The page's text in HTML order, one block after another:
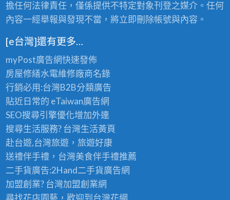
擔任何法律責任，僅係提供不特定對象刊登之媒介。任何
內容一經舉報與發現不當，將立即刪除帳號與內容。
[e台灣]還有更多…
myPost廣告網快速發佈
房屋修繕水電維修廠商名錄
行銷必用:台灣B2B分類廣告
貼近日常的 eTaiwan廣告網
SEO搜尋引擎優化增加外連
搜尋生活服務? 台灣生活黃頁
赴台遊,台灣旅遊，旅遊好康
送禮伴手禮，台灣美食伴手禮推薦
二手貨廣告:2Hand二手貨廣告網
加盟創業? 台灣加盟創業網
尋找花店園藝，歡迎到台灣花網